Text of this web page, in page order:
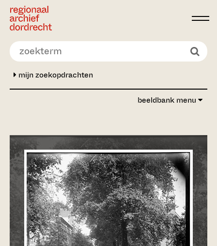
Ga direct naar de inhoud
mijn zoekopdrachten
beeldbank menu